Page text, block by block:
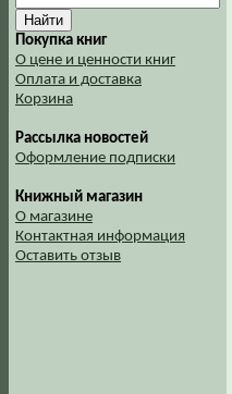
Покупка книг
О цене и ценности книг
Оплата и доставка
Корзина
Рассылка новостей
Оформление подписки
Книжный магазин
О магазине
Контактная информация
Оставить отзыв